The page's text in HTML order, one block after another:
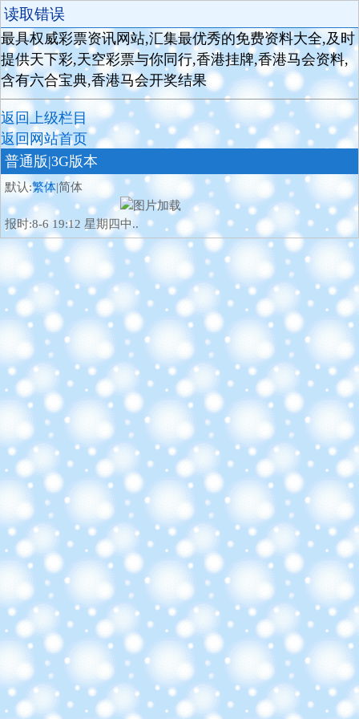
读取错误
最具权威彩票资讯网站,汇集最优秀的免费资料大全,及时
提供天下彩,天空彩票与你同行,香港挂牌,香港马会资料,
含有六合宝典,香港马会开奖结果
返回上级栏目
返回网站首页
普通版|3G版本
默认:繁体|简体
报时:8-6 19:12 星期四